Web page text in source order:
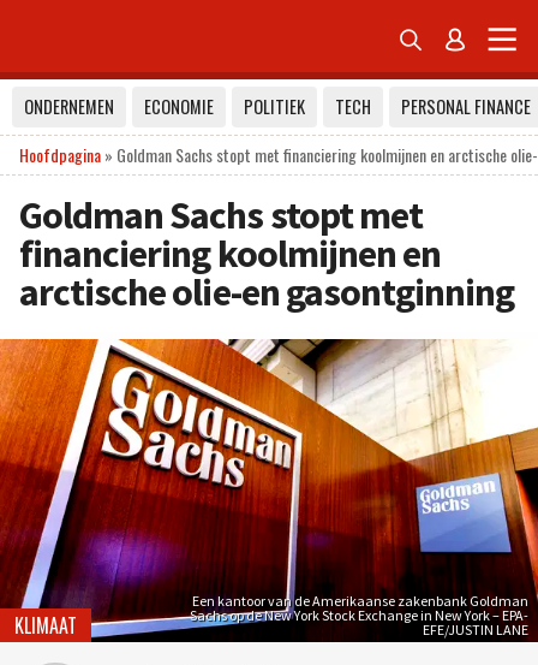
 
ONDERNEMEN ECONOMIE POLITIEK TECH
PERSONAL FINANCE
Hoofdpagina» Goldman Sachs stopt met financiering koolmijnen en arctische
Goldman Sachs stopt met
financiering koolmijnen en
arctische olie-en gasontginning
Een kantoor van de Amerikaanse zakenbank Goldman
Sachs op de New York Stock Exchange in New York – EPA-
EFE/JUSTIN LANE
KLIMAAT